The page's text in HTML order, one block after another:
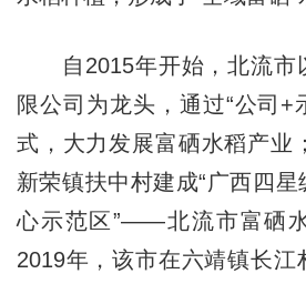
自2015年开始，北流市
限公司为龙头，通过“公司+
式，大力发展富硒水稻产业
新荣镇扶中村建成“广西四
心示范区”——北流市富硒
2019年，该市在六靖镇长江